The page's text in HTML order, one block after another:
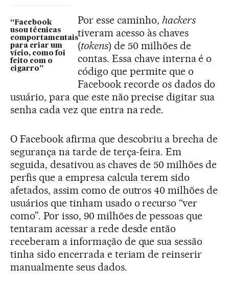
“Facebook
usou técnicas
comportamentais
para criar um
vício, como foi
feito com o
cigarro”
Por esse caminho, hackers
tiveram acesso às chaves
(tokens) de 50 milhões de
contas. Essa chave interna é o
código que permite que o
Facebook recorde os dados do
usuário, para que este não precise digitar sua
senha cada vez que entra na rede.
O Facebook afirma que descobriu a brecha de
segurança na tarde de terça-feira. Em
seguida, desativou as chaves de 50 milhões de
perfis que a empresa calcula terem sido
afetados, assim como de outros 40 milhões de
usuários que tinham usado o recurso “ver
como”. Por isso, 90 milhões de pessoas que
tentaram acessar a rede desde então
receberam a informação de que sua sessão
tinha sido encerrada e teriam de reinserir
manualmente seus dados.